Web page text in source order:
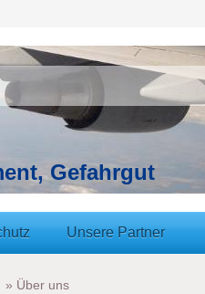
Gefahrgut
Unsere Partner
Über uns